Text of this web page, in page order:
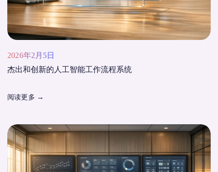
2026年2月5日
杰出和创新的人工智能工作流程系统
阅读更多 →